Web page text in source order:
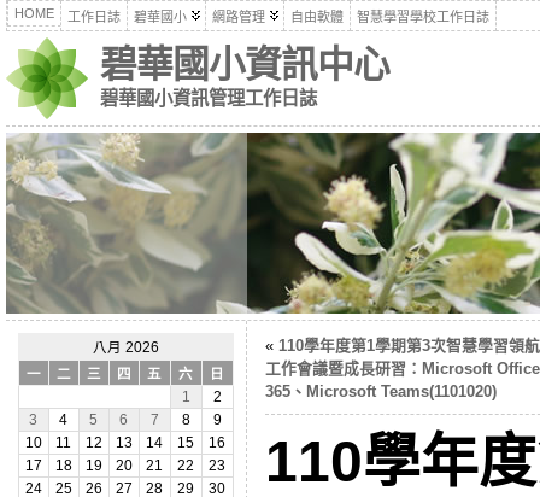
HOME 工作日誌 碧華國小 網路管理 自由軟體 智慧學習學校工作日誌
碧華國小資訊中心
碧華國小資訊管理工作日誌
八月 2026
一
二 三 四 五 六
日
1
2
3
4 5 6 7 8
9
10
11 12 13 14 15
16
17
18 19 20 21 22
23
24
25 26 27 28 29
30
« 110學年度第1學期第3次智慧學習領
工作會議暨成長研習：Microsoft Office
365、Microsoft Teams(1101020)
110學年